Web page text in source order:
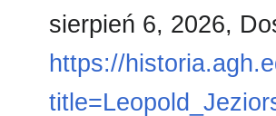
sierpień 6, 2026,
https://